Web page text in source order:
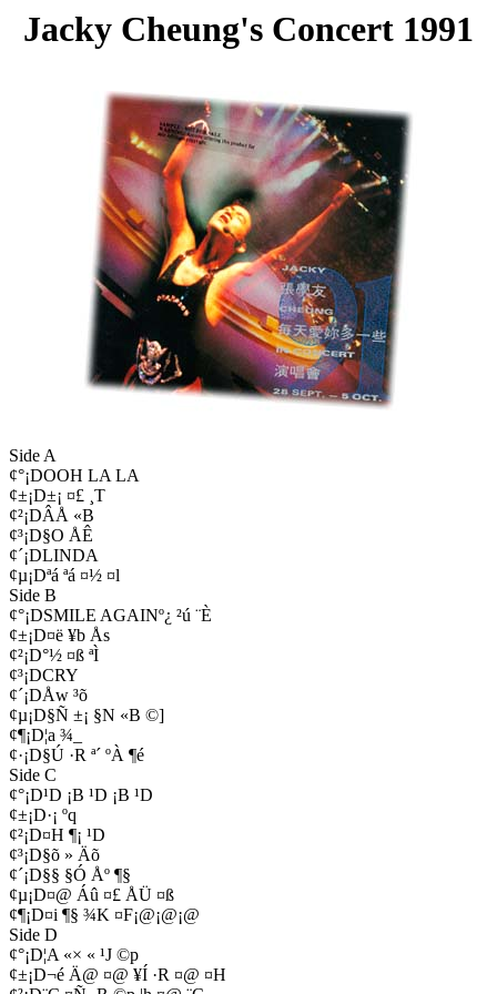
Jacky Cheung's Concert 1991
Side A
¢°¡DOOH LA LA
¢±¡D±¡ ¤£ ¸T
¢²¡DÂÅ «B
¢³¡D§O ÅÊ
¢´¡DLINDA
¢µ¡Dªá ªá ¤½ ¤l
Side B
¢°¡DSMILE AGAINº¿ ²ú ¨È
¢±¡D¤ë ¥b Ås
¢²¡D°½ ¤ß ªÌ
¢³¡DCRY
¢´¡DÅw ³õ
¢µ¡D§Ñ ±¡ §N «B ©]
¢¶¡D¦a ¾_
¢·¡D§Ú ·R ª´ ºÀ ¶é
Side C
¢°¡D¹D ¡B ¹D ¡B ¹D
¢±¡D·¡ ºq
¢²¡D¤H ¶¡ ¹D
¢³¡D§õ ­» Äõ
¢´¡D§§ §Ó Åº ¶§
¢µ¡D¤@ Áû ¤£ ÅÜ ¤ß
¢¶¡D¤i ¶§ ¾K ¤F¡@¡@¡@
Side D
¢°¡D¦A «× ­« ¹J ©p
¢±¡D¬é Ä@ ¤@ ¥Í ·R ¤@ ¤H